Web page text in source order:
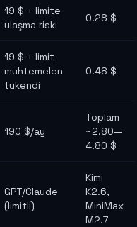
19 $ + limite
ulaşma riski
0.28 $
19 $ + limit
muhtemelen
tükendi
0.48 $
190 $/ay
Toplam
~2.80—
4.80 $
GPT/Claude
(limitli)
Kimi
K2.6,
MiniMax
M2.7